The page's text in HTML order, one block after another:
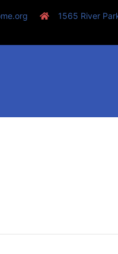
1565 River